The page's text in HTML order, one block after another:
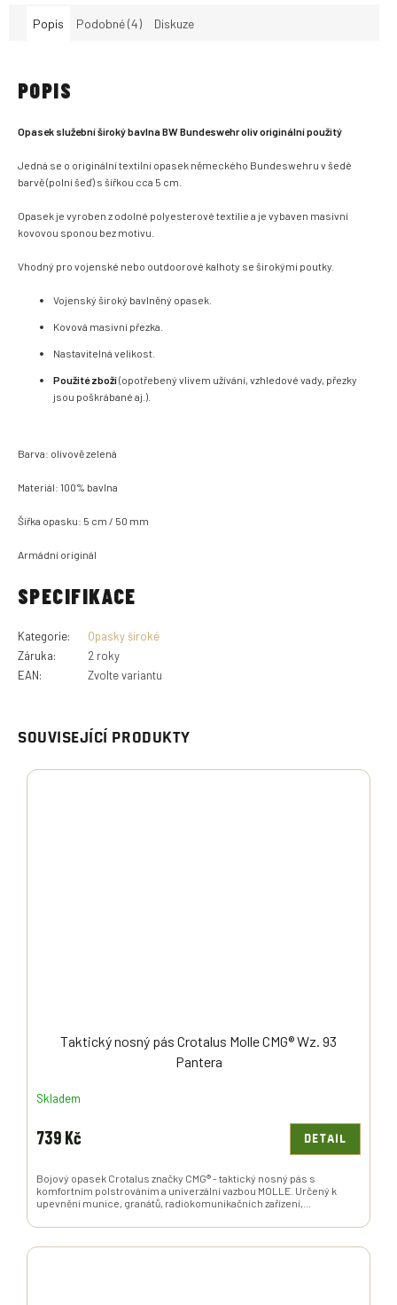
SOUVISEJÍCÍ PRODUKTY
Taktický nosný pás Crotalus Molle CMG® Wz. 93
Pantera
Skladem
739 Kč DETAIL
Bojový opasek Crotalus značky CMG® - taktický nosný pás s
komfortním polstrováním a univerzální vazbou MOLLE. Určený k
upevnění munice, granátů, radiokomunikačních zařízení,...
Popis Podobné (4) Diskuze
POPIS
Opasek služební široký bavlna BW Bundeswehr oliv originální použitý
Jedná se o originální textilní opasek německého Bundeswehru v šedé
barvě (polní šeď) s šířkou cca 5 cm.
Opasek je vyroben z odolné polyesterové textilie a je vybaven masivní
kovovou sponou bez motivu.
Vhodný pro vojenské nebo outdoorové kalhoty se širokými poutky.
Vojenský široký bavlněný opasek.
Kovová masivní přezka.
Nastavitelná velikost.
Použité zboží(opotřebený vlivem užívání, vzhledové vady, přezky
jsou poškrábané aj.).
Barva: olivově zelená
Materiál: 100% bavlna
Šířka opasku: 5 cm / 50 mm
Armádní originál
SPECIFIKACE
Kategorie:
Opasky široké
Záruka:
2 roky
EAN: Zvolte variantu